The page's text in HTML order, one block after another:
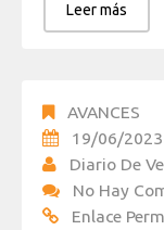
Leer más
AVANCES
19/06/2023
Diario De
No Hay
Enlace